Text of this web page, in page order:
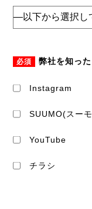
必須 弊社を知っ
Instagram
SUUMO(スー
YouTube
チラシ